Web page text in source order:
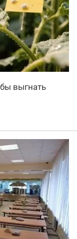
выгнать